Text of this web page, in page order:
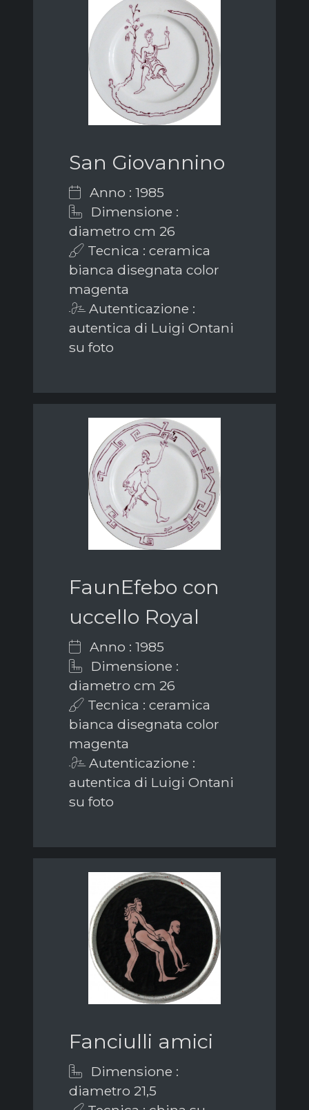
San Giovannino
Anno : 1985
Dimensione :
diametro cm 26
Tecnica : ceramica
bianca disegnata color
magenta
Autenticazione :
autentica di Luigi Ontani
su foto
FaunEfebo con
uccello Royal
Anno : 1985
Dimensione :
diametro cm 26
Tecnica : ceramica
bianca disegnata color
magenta
Autenticazione :
autentica di Luigi Ontani
su foto
Fanciulli amici
Dimensione :
diametro 21,5